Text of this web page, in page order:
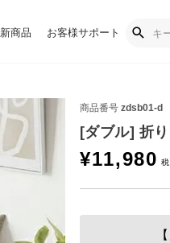
新商品 お客様サポート
商品番号 zdsb01-d
[ダブル] 折
¥11,980